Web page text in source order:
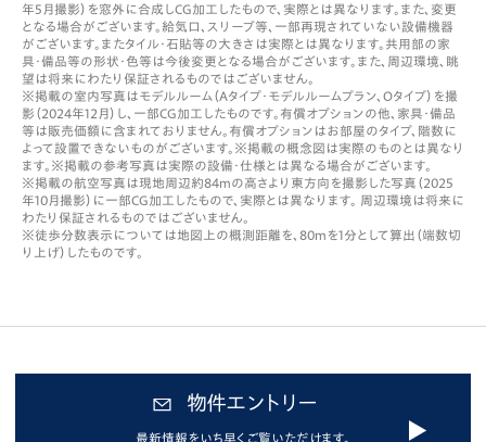
年5月撮影）を窓外に合成しCG加工したもので、実際とは異なります。また、変更
となる場合がございます。給気口、スリーブ等、一部再現されていない設備機器
がございます。またタイル・石貼等の大きさは実際とは異なります。共用部の家
具・備品等の形状・色等は今後変更となる場合がございます。また、周辺環境、眺
望は将来にわたり保証されるものではございません。
※掲載の室内写真はモデルルーム（Aタイプ・モデルルームプラン、Oタイプ）を撮
影（2024年12月）し、一部CG加工したものです。有償オプションの他、家具・備品
等は販売価額に含まれておりません。有償オプションはお部屋のタイプ、階数に
よって設置できないものがございます。※掲載の概念図は実際のものとは異なり
ます。※掲載の参考写真は実際の設備・仕様とは異なる場合がございます。
※掲載の航空写真は現地周辺約84mの高さより東方向を撮影した写真（2025
年10月撮影）に一部CG加工したもので、実際とは異なります。 周辺環境は将来に
わたり保証されるものではございません。
※徒歩分数表示については地図上の概測距離を、80mを1分として算出（端数切
り上げ）したものです。
物件エントリー
最新情報をいち早く ご覧いただけます。